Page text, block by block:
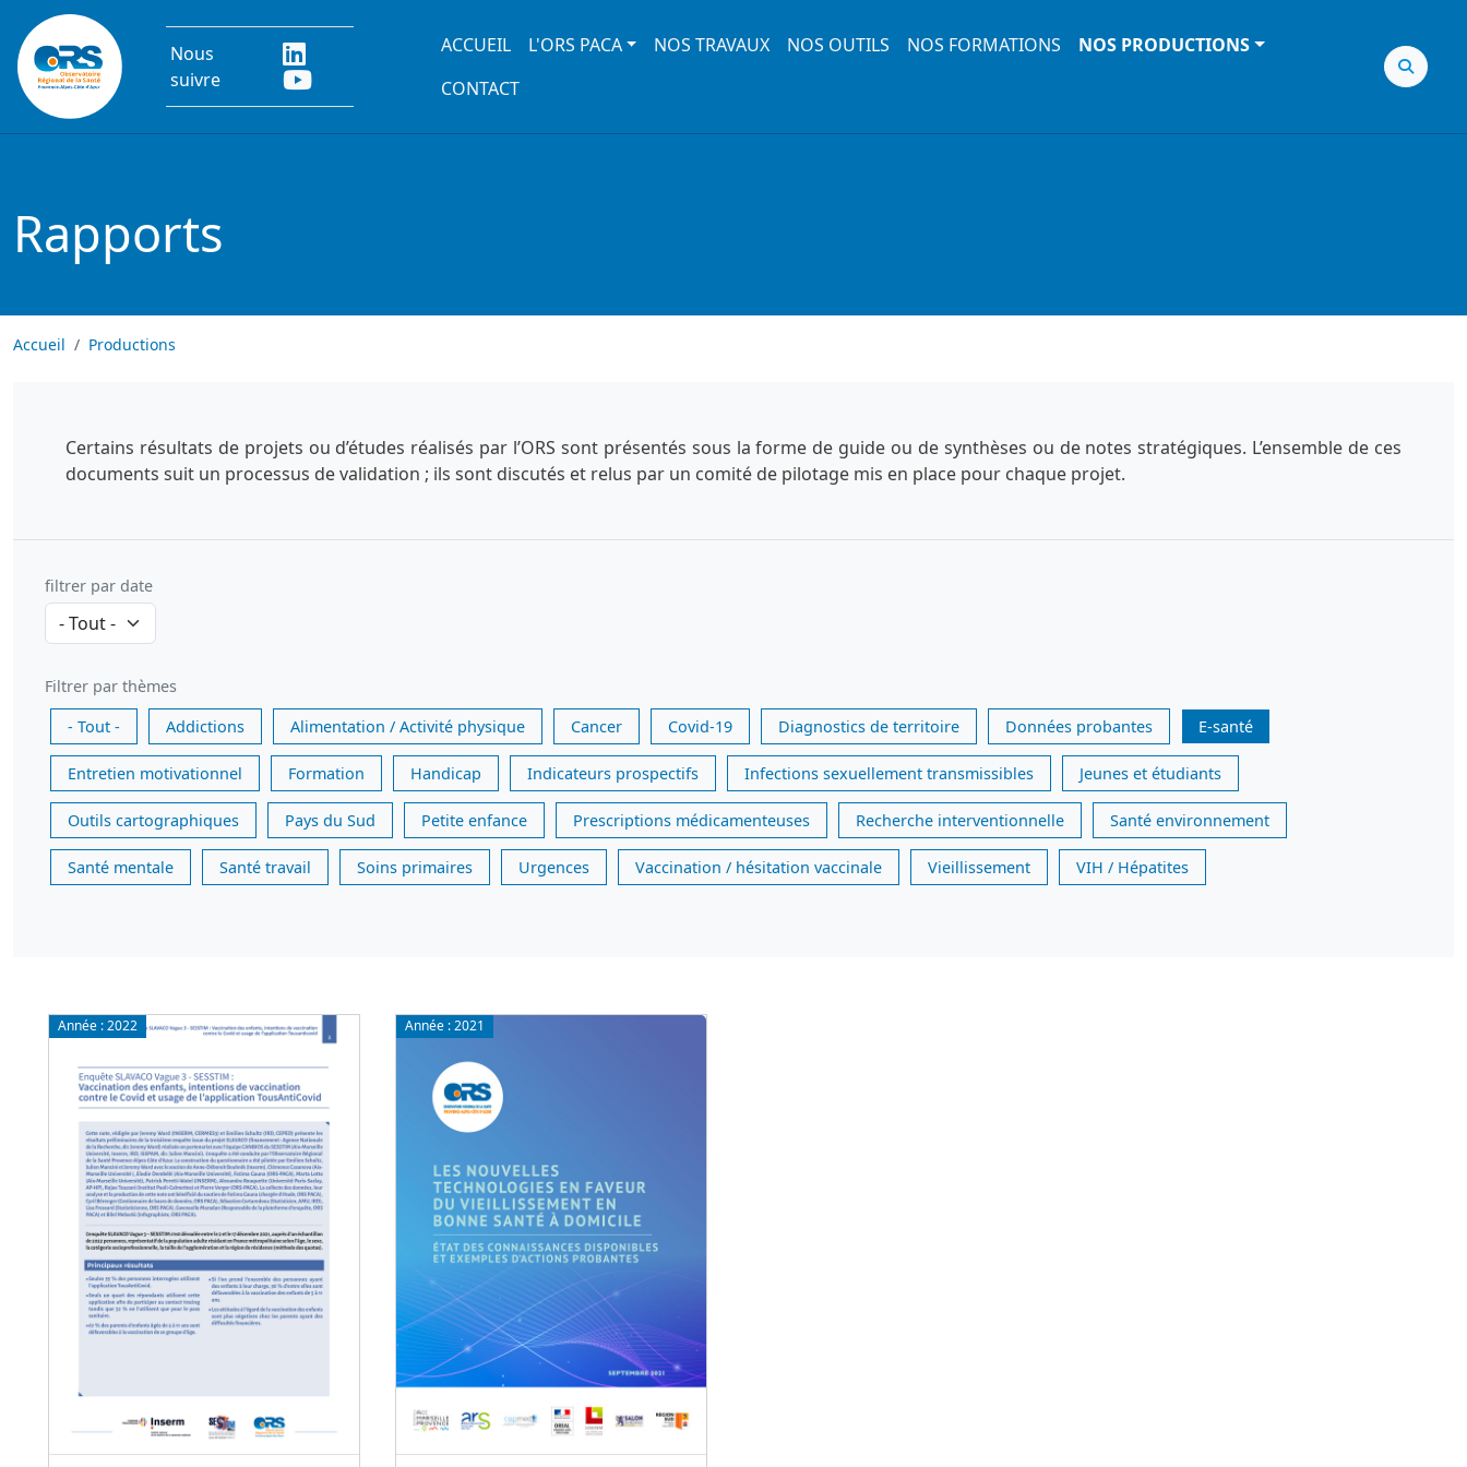
Aller au contenu principal
Nous
suivre
Main navigation
ACCUEIL L'ORS PACA NOS TRAVAUX NOS OUTILS NOS FORMATIONS
NOS PRODUCTIONS
CONTACT
Rapports
Accueil Productions
Certains résultats de projets ou d’études réalisés par l’ORS sont présentés sous la forme de guide ou de synthèses ou de notes stratégiques. L’ensemble de ces
documents suit un processus de validation ; ils sont discutés et relus par un comité de pilotage mis en place pour chaque projet.
filtrer par date
Filtrer par thèmes
- Tout -
Addictions Alimentation / Activité physique Cancer Covid-19 Diagnostics de territoire Données probantes E-santé
Entretien motivationnel Formation Handicap Indicateurs prospectifs Infections sexuellement transmissibles Jeunes et étudiants
Outils cartographiques Pays du Sud Petite enfance Prescriptions médicamenteuses Recherche interventionnelle Santé environnement
Santé mentale Santé travail Soins primaires Urgences Vaccination / hésitation vaccinale Vieillissement VIH / Hépatites
Année :2022 Année :2021